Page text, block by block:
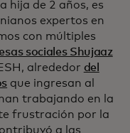
hija de 2 años, es
expertos en
con múltiples
sociales Shujaaz
alrededor del
que ingresan al
trabajando en la
frustración por la
a las